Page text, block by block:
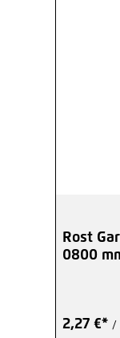
Rost
0800
2,27 €* /